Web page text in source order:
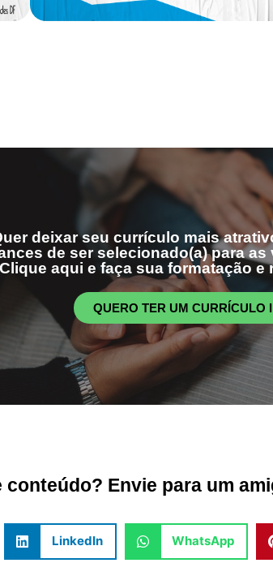
deixar seu currículo mais
de ser selecionado(a) para as
aqui e faça sua formatação e
QUERO TER UM CURRÍCULO
conteúdo? Envie para um
LinkedIn WhatsApp